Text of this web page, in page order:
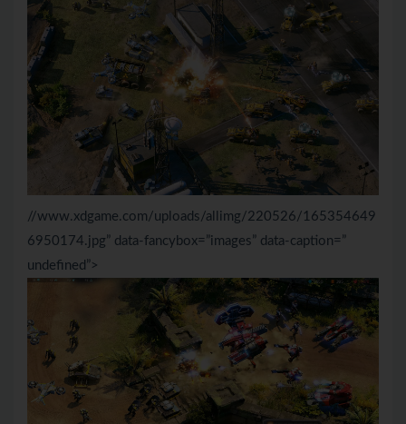
//www.xdgame.com/uploads/allimg/220526/165354649
6950174.jpg” data-fancybox=”images” data-caption=”
undefined”>